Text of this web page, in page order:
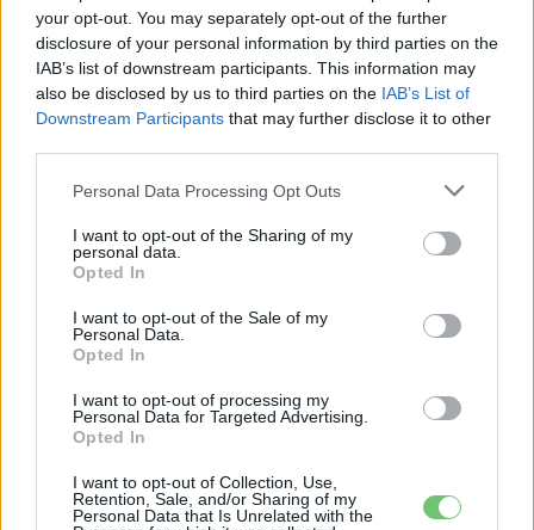
your opt-out. You may separately opt-out of the further
disclosure of your personal information by third parties on the
IAB’s list of downstream participants. This information may
also be disclosed by us to third parties on the IAB’s List of
Downstream Participants that may further disclose it to other
Personal Data Processing Opt Outs
I want to opt-out of the Sharing of my
personal data.
Opted In
I want to opt-out of the Sale of my
Personal Data.
Opted In
I want to opt-out of processing my
Personal Data for Targeted Advertising.
Opted In
I want to opt-out of Collection, Use,
Retention, Sale, and/or Sharing of my
Personal Data that Is Unrelated with the
Eriqo
Főállásban Informatikus kocka, de lelkében elkötelezett gamer,
KAPCSOLÓDÓ CIKKEK TÖBB A SZERZŐTŐL
Elektromos
8 millió forint alatt landol a Geely új
villanyautója
Akkumulátor
Épül Európa legnagyobb vas-levegő
elég áramot ad